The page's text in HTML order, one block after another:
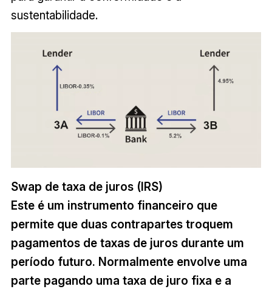
sustentabilidade.
Swap de taxa de juros (IRS)
Este é um instrumento financeiro que
permite que duas contrapartes troquem
pagamentos de taxas de juros durante um
período futuro. Normalmente envolve uma
parte pagando uma taxa de juro fixa e a